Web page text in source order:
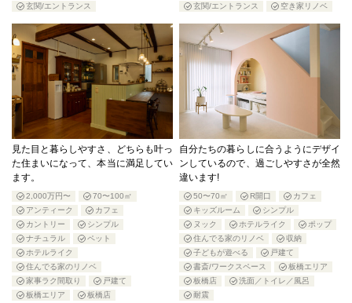
玄関/エントランス
玄関/エントランス
空き家リノベ
見た目と暮らしやすさ、どちらも叶っ
た住まいになって、本当に満足してい
ます。
2,000万円〜
70〜100㎡
アンティーク
カフェ
カントリー
シンプル
ナチュラル
ペット
ホテルライク
住んでる家のリノベ
家事ラク間取り
戸建て
板橋エリア
板橋店
自分たちの暮らしに合うようにデザイ
ンしているので、過ごしやすさが全然
違います!
50〜70㎡ R開口
カフェ
キッズルーム
シンプル
ヌック
ホテルライク
ポップ
住んでる家のリノベ
収納
子どもが遊べる
戸建て
書斎/ワークスペース
板橋エリア
板橋店
洗面／トイレ／風呂
耐震